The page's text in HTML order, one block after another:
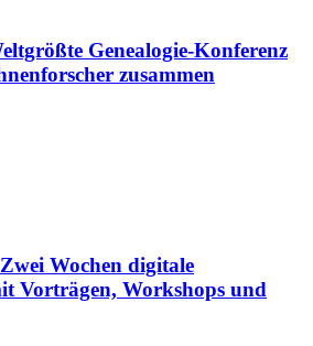
Genealogie-Konferenz
zusammen
Wochen digitale
Vorträgen, Workshops und